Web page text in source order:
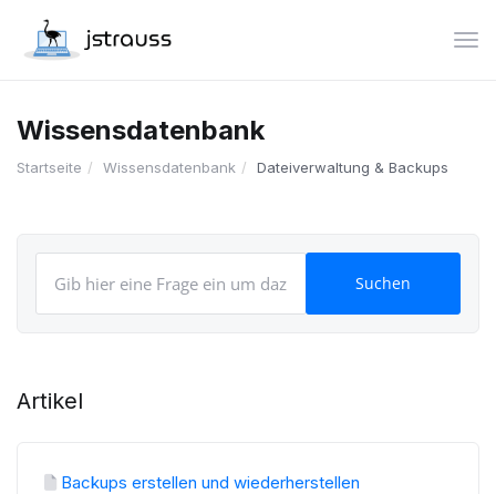
Wissensdatenbank
Startseite Wissensdatenbank Dateiverwaltung & Backups
Artikel
Backups erstellen und wiederherstellen